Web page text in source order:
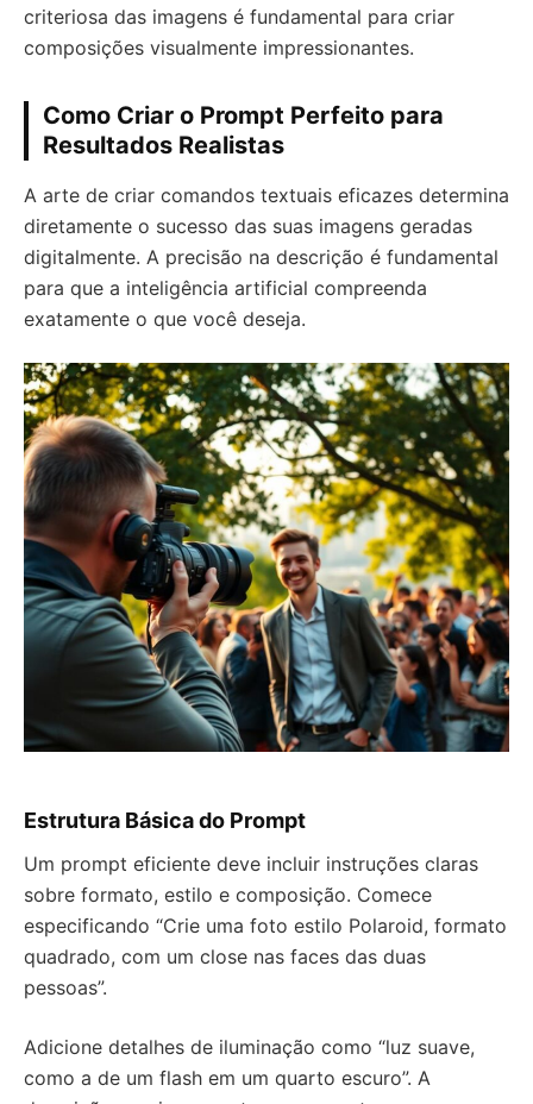
criteriosa das imagens é fundamental para criar
composições visualmente impressionantes.
Como Criar o Prompt Perfeito para
Resultados Realistas
A arte de criar comandos textuais eficazes determina
diretamente o sucesso das suas imagens geradas
digitalmente. A precisão na descrição é fundamental
para que a inteligência artificial compreenda
exatamente o que você deseja.
Estrutura Básica do Prompt
Um prompt eficiente deve incluir instruções claras
sobre formato, estilo e composição. Comece
especificando “Crie uma foto estilo Polaroid, formato
quadrado, com um close nas faces das duas
pessoas”.
Adicione detalhes de iluminação como “luz suave,
como a de um flash em um quarto escuro”. A